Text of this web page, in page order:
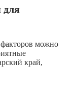
для
можно
край,